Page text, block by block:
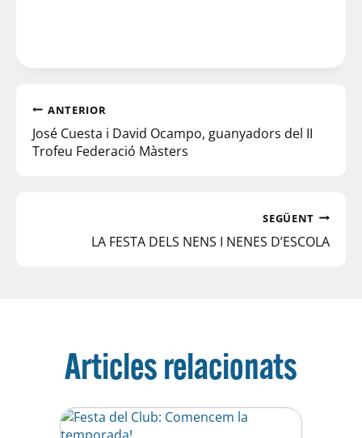
ANTERIOR
José Cuesta i David Ocampo, guanyadors del II
Trofeu Federació Màsters
SEGÜENT
LA FESTA DELS NENS I NENES D’ESCOLA
Articles relacionats